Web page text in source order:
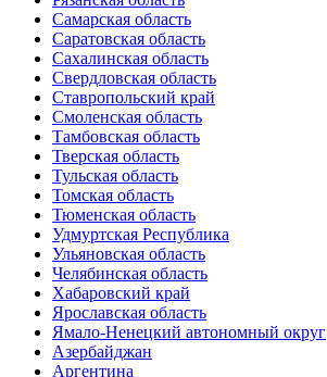
Самарская область
Саратовская область
Сахалинская область
Свердловская область
Ставропольский край
Смоленская область
Тамбовская область
Тверская область
Тульская область
Томская область
Тюменская область
Удмуртская Республика
Ульяновская область
Челябинская область
Хабаровский край
Ярославская область
Ямало-Ненецкий автономный округ
Азербайджан
Аргентина